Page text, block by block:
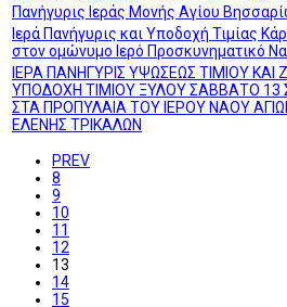
Πανήγυρις Ιεράς Μονής Αγίου
Ιερά Πανήγυρις και Υποδοχή Τιμίας
στον ομώνυμο Ιερό Προσκυνηματικό
ΙΕΡΑ ΠΑΝΗΓΥΡΙΣ ΥΨΩΣΕΩΣ ΤΙΜΙΟΥ
ΥΠΟΔΟΧΗ ΤΙΜΙΟΥ ΞΥΛΟΥ ΣΑΒΒΑΤΟ 13
ΣΤΑ ΠΡΟΠΥΛΑΙΑ ΤΟΥ ΙΕΡΟΥ ΝΑΟΥ
ΕΛΕΝΗΣ ΤΡΙΚΑΛΩΝ
PREV
8
9
10
11
12
13
14
15